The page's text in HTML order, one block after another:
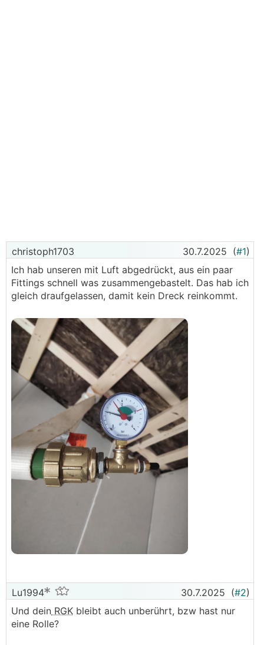
christoph1703 30.7.2025 (#1)
Ich hab unseren mit Luft abgedrückt, aus ein paar
Fittings schnell was zusammengebastelt. Das hab ich
gleich draufgelassen, damit kein Dreck reinkommt.
Lu1994 30.7.2025 (#2)
Und dein RGK bleibt auch unberührt, bzw hast nur
eine Rolle?